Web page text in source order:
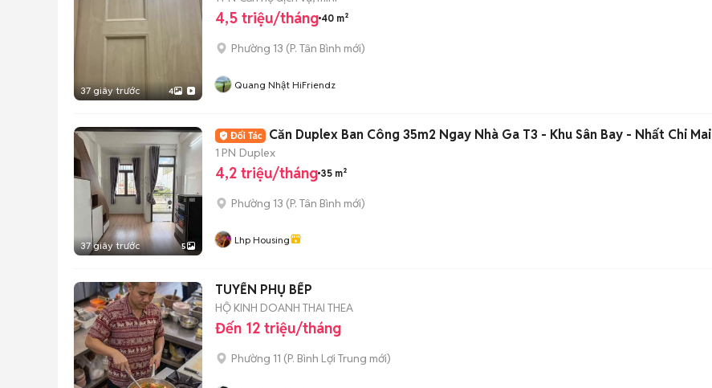
37 giây trước 4
4,5 triệu/tháng 40 m²
Phường 13 (P. Tân Bình mới)
Quang Nhật HiFriendz
37 giây trước 5
Căn Duplex Ban Công 35m2 Ngay Nhà Ga T3 - Khu Sân Bay - Nhất Chi Mai
1 PN Duplex
4,2 triệu/tháng 35 m²
Phường 13 (P. Tân Bình mới)
Lhp Housing
TUYỂN PHỤ BẾP
HỘ KINH DOANH THAI THEA
Đến 12 triệu/tháng
Phường 11 (P. Bình Lợi Trung mới)